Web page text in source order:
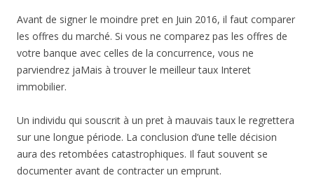
Avant de signer le moindre pret en Juin 2016, il faut comparer
les offres du marché. Si vous ne comparez pas les offres de
votre banque avec celles de la concurrence, vous ne
parviendrez jaMais à trouver le meilleur taux Interet
immobilier.
Un individu qui souscrit à un pret à mauvais taux le regrettera
sur une longue période. La conclusion d’une telle décision
aura des retombées catastrophiques. Il faut souvent se
documenter avant de contracter un emprunt.